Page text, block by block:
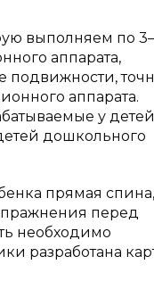
выполняем по
аппарата,
подвижности,
аппарата.
у детей
дошкольного
прямая
перед
необходимо
разработана